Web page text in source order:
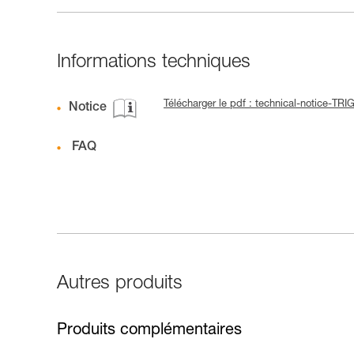
Informations techniques
Notice Télécharger le pdf : technical-notice-
FAQ
Autres produits
Produits complémentaires